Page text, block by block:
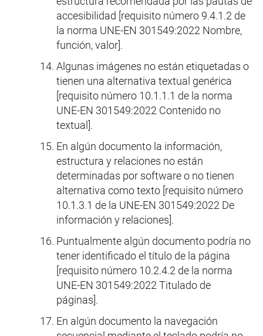
accesibilidad [requisito número 9.4.1.2 de
la norma UNE-EN 301549:2022 Nombre,
función, valor].
Algunas imágenes no están etiquetadas o
tienen una alternativa textual genérica
[requisito número 10.1.1.1 de la norma
UNE-EN 301549:2022 Contenido no
textual].
En algún documento la información,
estructura y relaciones no están
determinadas por software o no tienen
alternativa como texto [requisito número
10.1.3.1 de la UNE-EN 301549:2022 De
información y relaciones].
Puntualmente algún documento podría no
tener identificado el título de la página
[requisito número 10.2.4.2 de la norma
UNE-EN 301549:2022 Titulado de
páginas].
En algún documento la navegación